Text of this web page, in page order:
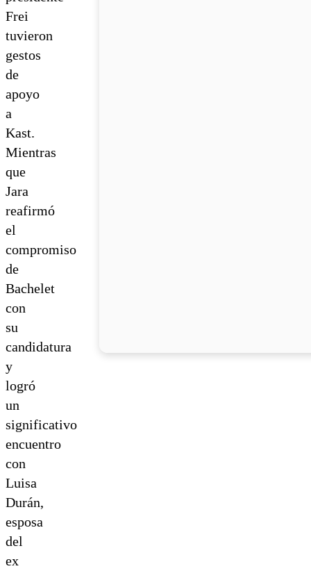
Frei
tuvieron
gestos
de
apoyo
a
Kast.
Mientras
que
Jara
reafirmó
el
compromiso
de
Bachelet
con
su
candidatura
y
logró
un
significativo
encuentro
con
Luisa
Durán,
esposa
del
ex